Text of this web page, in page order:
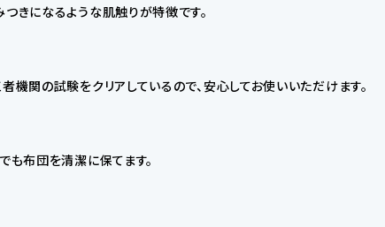
きになるような肌触りが特徴です。
関の試験をクリアしているので、安心してお使いいただけます。
も布団を清潔に保てます。